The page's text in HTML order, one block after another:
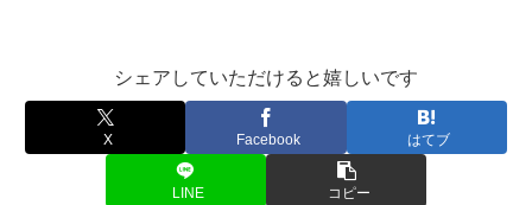
シェアしていただけると嬉しいです
X Facebook はてブ
LINE コピー